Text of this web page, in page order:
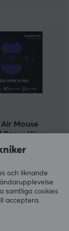
Mouse
Razer Viper
och liknande
samtliga cookies
acceptera.